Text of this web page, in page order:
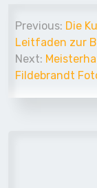
Beitrags-
Navigation
Previous: Die
Leitfaden zur
Next:
Fildebrandt